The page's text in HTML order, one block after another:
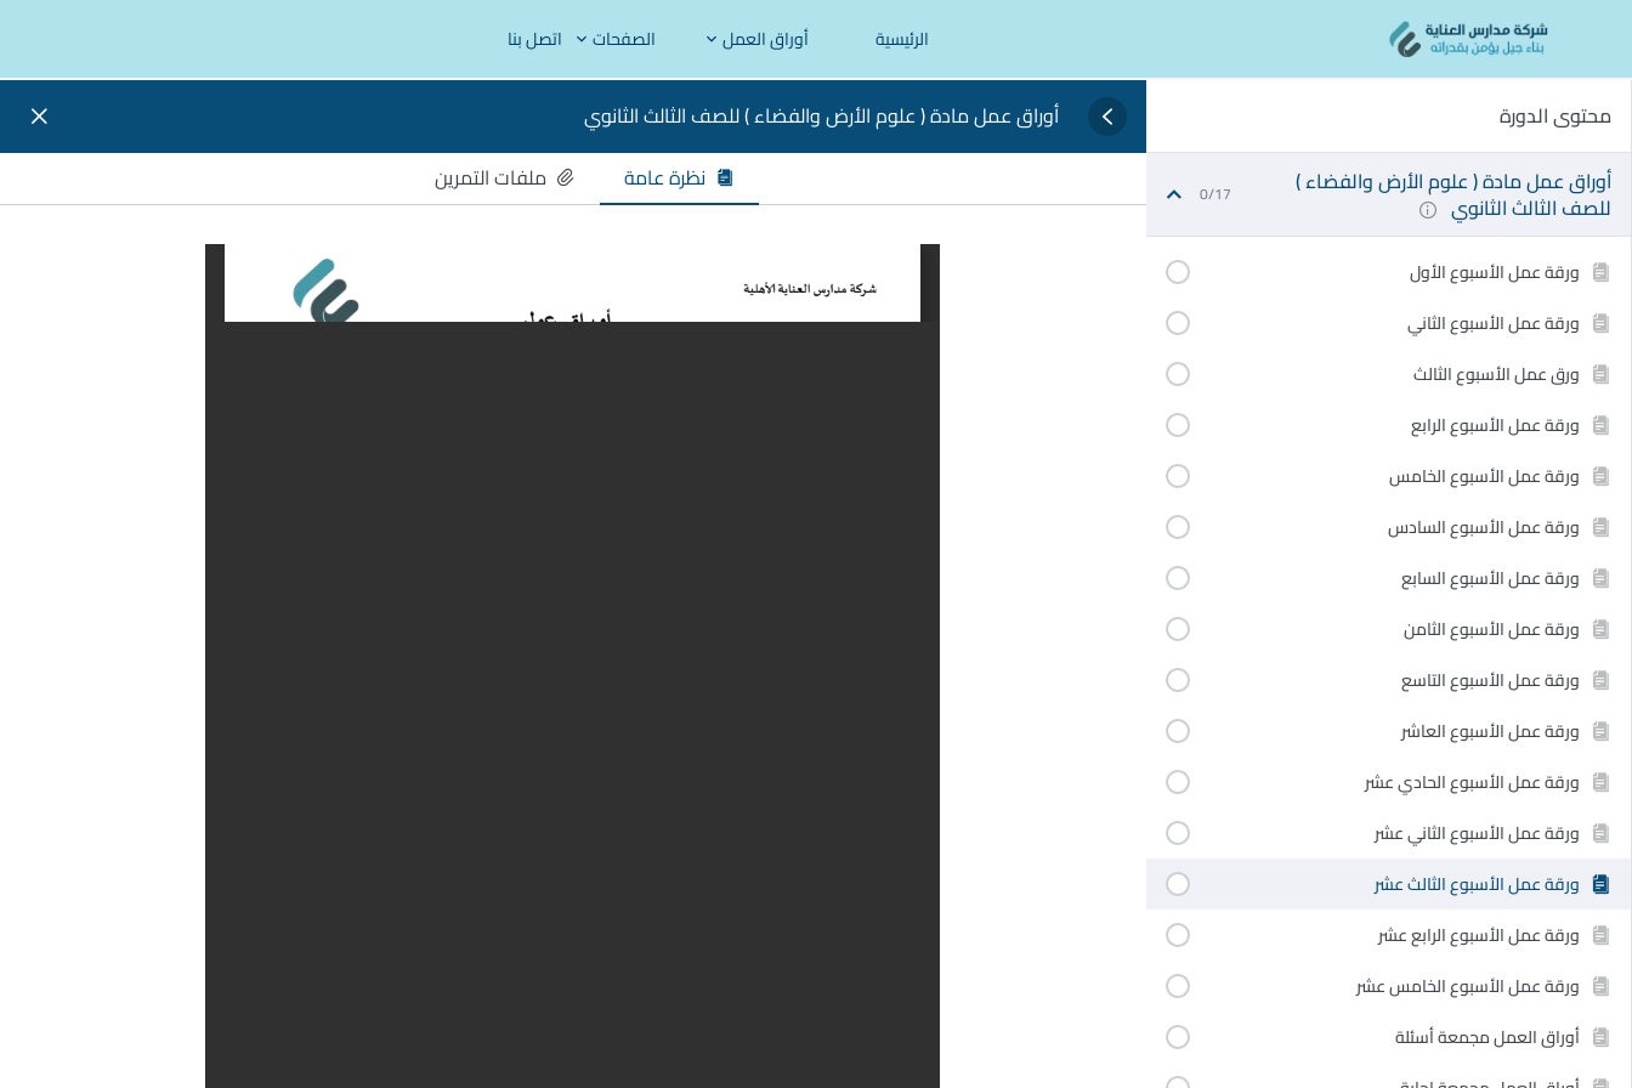
content
الرئيسية أوراق العمل الصفحات اتصل بنا
محتوى الدورة
أوراق عمل مادة ( علوم الأرض والفضاء )
للصف الثالث الثانوي 0/17
ورقة عمل الأسبوع الأول
ورقة عمل الأسبوع الثاني
ورق عمل الأسبوع الثالث
ورقة عمل الأسبوع الرابع
ورقة عمل الأسبوع الخامس
ورقة عمل الأسبوع السادس
ورقة عمل الأسبوع السابع
ورقة عمل الأسبوع الثامن
ورقة عمل الأسبوع التاسع
ورقة عمل الأسبوع العاشر
ورقة عمل الأسبوع الحادي عشر
ورقة عمل الأسبوع الثاني عشر
ورقة عمل الأسبوع الثالث عشر
ورقة عمل الأسبوع الرابع عشر
ورقة عمل الأسبوع الخامس عشر
أوراق العمل مجمعة أسئلة
أوراق عمل مادة ( علوم الأرض والفضاء ) للصف الثالث الثانوي
نظرة عامة
ملفات التمرين